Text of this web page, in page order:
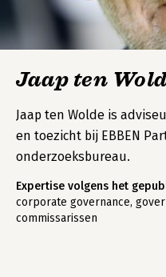
Jaap ten
Jaap ten Wolde is
en toezicht bij EBBEN
onderzoeksbureau.
Expertise volgens het
corporate governance,
commissarissen